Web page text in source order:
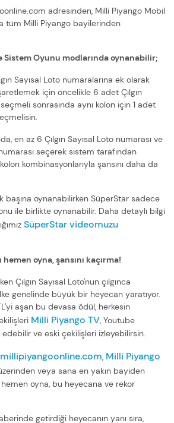
adresinden, Milli Piyango Mobil
tüm Milli Piyango bayilerinden
Sistem Oyunu modlarında oynanabilir;
Sayısal Loto numaralarına ek olarak
için öncelikle 6 adet Çılgın
sonrasında aynı kolon için 1 adet
en az 6 Çılgın Sayısal Loto numarası ve
seçerek sistem tarafından
kombinasyonlarıyla şansını daha da
başına oynanabilirken SüperStar sadece
ile birlikte oynanabilir. Daha detaylı bilgi
SüperStar videomuzu
hemen oyna, şansını kaçırma!
Çılgın Sayısal Loto'nun çılgınca
genelinde büyük bir heyecan yaratıyor.
aşan bu devasa ödül, herkesin
Milli Piyango TV, Youtube
edebilir ve eski çekilişleri izleyebilirsin.
millipiyangoonline.com, Milli Piyango
veya sana en yakın bayiden
oyna, bu heyecana ve rekor
getirdiği heyecanın yanı sıra,